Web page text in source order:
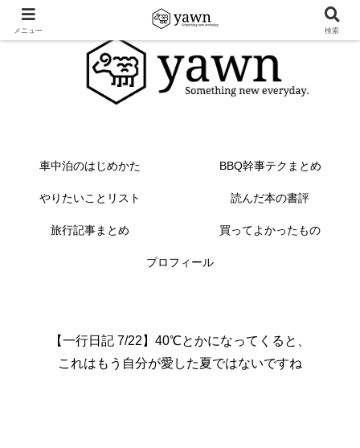
車中泊のはじめかた BBQ幹事テクまとめ
やりたいことリスト 読んだ本の書評
旅行記事まとめ 買ってよかったもの
プロフィール
【一行日記 7/22】40℃とかになってくると、
これはもう自分が愛した夏ではないですね
メニュー 検索